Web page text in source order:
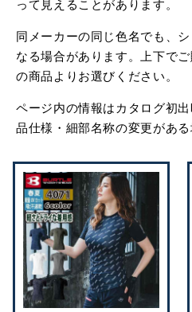
って見えることがあります。
同メーカーの同じ色名でも、
なる場合があります。上下で
の商品よりお選びください。
ページ内の情報はカタログ初
品仕様・細部名称の変更がある